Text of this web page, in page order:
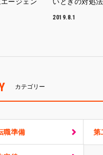
2019.8.1
カテゴリー
職準備 第